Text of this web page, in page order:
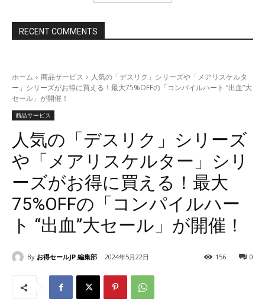
RECENT COMMENTS